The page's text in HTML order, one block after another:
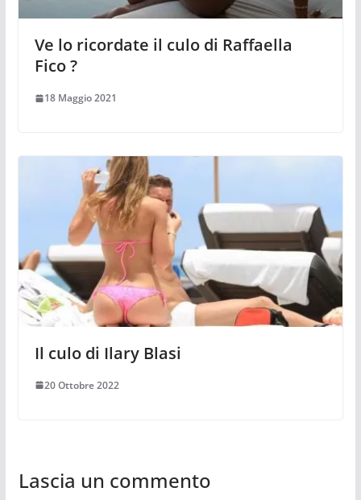
Ve lo ricordate il culo di Raffaella
Fico ?
18 Maggio 2021
Il culo di Ilary Blasi
20 Ottobre 2022
Lascia un commento